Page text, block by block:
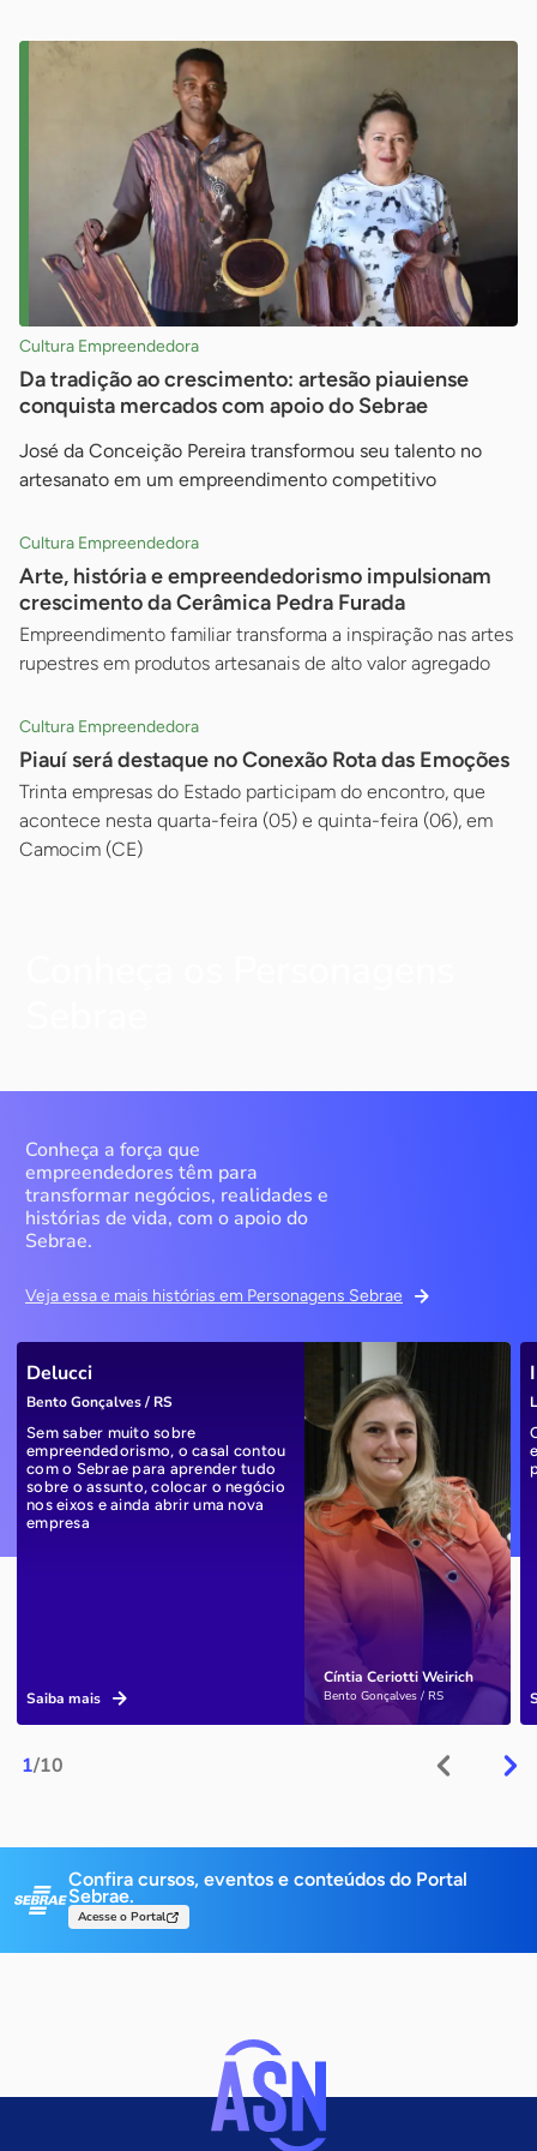
Cultura Empreendedora
Da tradição ao crescimento: artesão piauiense
conquista mercados com apoio do Sebrae
José da Conceição Pereira transformou seu talento no
artesanato em um empreendimento competitivo
Cultura Empreendedora
Arte, história e empreendedorismo impulsionam
crescimento da Cerâmica Pedra Furada
Empreendimento familiar transforma a inspiração nas artes
rupestres em produtos artesanais de alto valor agregado
Cultura Empreendedora
Piauí será destaque no Conexão Rota das Emoções
Trinta empresas do Estado participam do encontro, que
acontece nesta quarta-feira (05) e quinta-feira (06), em
Camocim (CE)
Conheça a força que
empreendedores têm para
transformar negócios, realidades e
histórias de vida, com o apoio do
Sebrae.
Veja essa e mais histórias em Personagens Sebrae
1/10
Cíntia Ceriotti Weirich
Bento Gonçalves / RS
Delucci
Bento Gonçalves / RS
Sem saber muito sobre
empreendedorismo, o casal contou
com o Sebrae para aprender tudo
sobre o assunto, colocar o negócio
nos eixos e ainda abrir uma nova
empresa
Saiba mais
Confira cursos, eventos e conteúdos do Portal
Sebrae.
Acesse o Portal